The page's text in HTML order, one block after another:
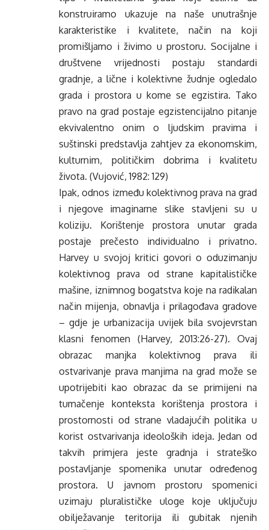
konstruiramo ukazuje na naše unutrašnje
karakteristike i kvalitete, način na koji
promišljamo i živimo u prostoru. Socijalne i
društvene vrijednosti postaju standardi
gradnje, a lične i kolektivne žudnje ogledalo
grada i prostora u kome se egzistira. Tako
pravo na grad postaje egzistencijalno pitanje
ekvivalentno onim o ljudskim pravima i
suštinski predstavlja zahtjev za ekonomskim,
kulturnim, političkim dobrima i kvalitetu
života. (Vujović, 1982: 129)
Ipak, odnos između kolektivnog prava na grad
i njegove imaginarne slike stavljeni su u
koliziju. Korištenje prostora unutar grada
postaje prečesto individualno i privatno.
Harvey u svojoj kritici govori o oduzimanju
kolektivnog prava od strane kapitalističke
mašine, iznimnog bogatstva koje na radikalan
način mijenja, obnavlja i prilagođava gradove
– gdje je urbanizacija uvijek bila svojevrstan
klasni fenomen (Harvey, 2013:26-27). Ovaj
obrazac manjka kolektivnog prava ili
ostvarivanje prava manjima na grad može se
upotrijebiti kao obrazac da se primijeni na
tumačenje konteksta korištenja prostora i
prostornosti od strane vladajućih politika u
korist ostvarivanja ideoloških ideja. Jedan od
takvih primjera jeste gradnja i strateško
postavljanje spomenika unutar određenog
prostora. U javnom prostoru spomenici
uzimaju pluralističke uloge koje uključuju
obilježavanje teritorija ili gubitak njenih